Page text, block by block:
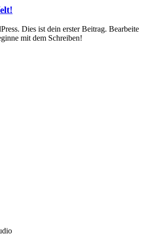
Dies ist dein erster Beitrag. Bearbeite
mit dem Schreiben!